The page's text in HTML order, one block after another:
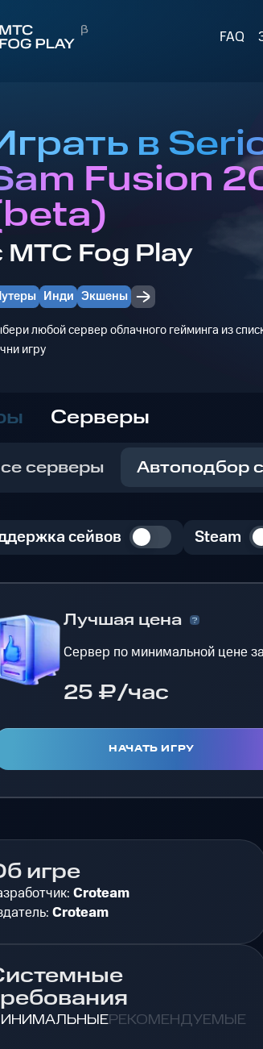
FAQ
в
Fusion
МТС Fog Play
Инди Экшены
любой сервер облачного гейминга из
игру
Серверы
серверы Автоподбор
сейвов Steam
Лучшая цена
Сервер по минимальной цене
25 ₽/час
НАЧАТЬ ИГРУ
игре
Croteam
Croteam
РЕКОМЕНДУЕМЫЕ